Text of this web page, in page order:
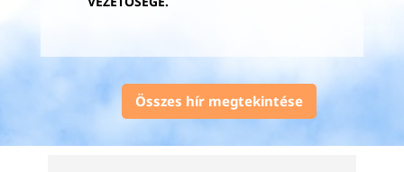
Összes hír megtekintése